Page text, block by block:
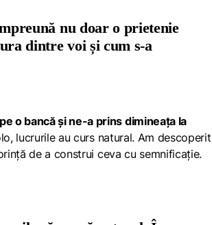
nu doar o prietenie
dintre voi și cum s-a
o bancă și ne-a prins dimineața la
lucrurile au curs natural. Am descoperit
de a construi ceva cu semnificație.